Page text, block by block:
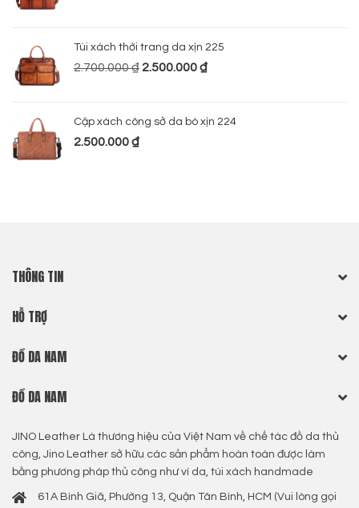
Túi xách thời trang da xịn 225
2.700.000₫ 2.500.000₫
Cặp xách công sở da bò xịn 224
2.500.000₫
THÔNG TIN
HỖ TRỢ
ĐỒ DA NAM
ĐỒ DA NAM
JINO Leather Là thương hiệu của Việt Nam về chế tác đồ da thủ
công, Jino Leather sở hữu các sản phẩm hoàn toàn được làm
bằng phương pháp thủ công như ví da, túi xách handmade
61A Bình Giã, Phường 13, Quận Tân Bình, HCM (Vui lòng gọi